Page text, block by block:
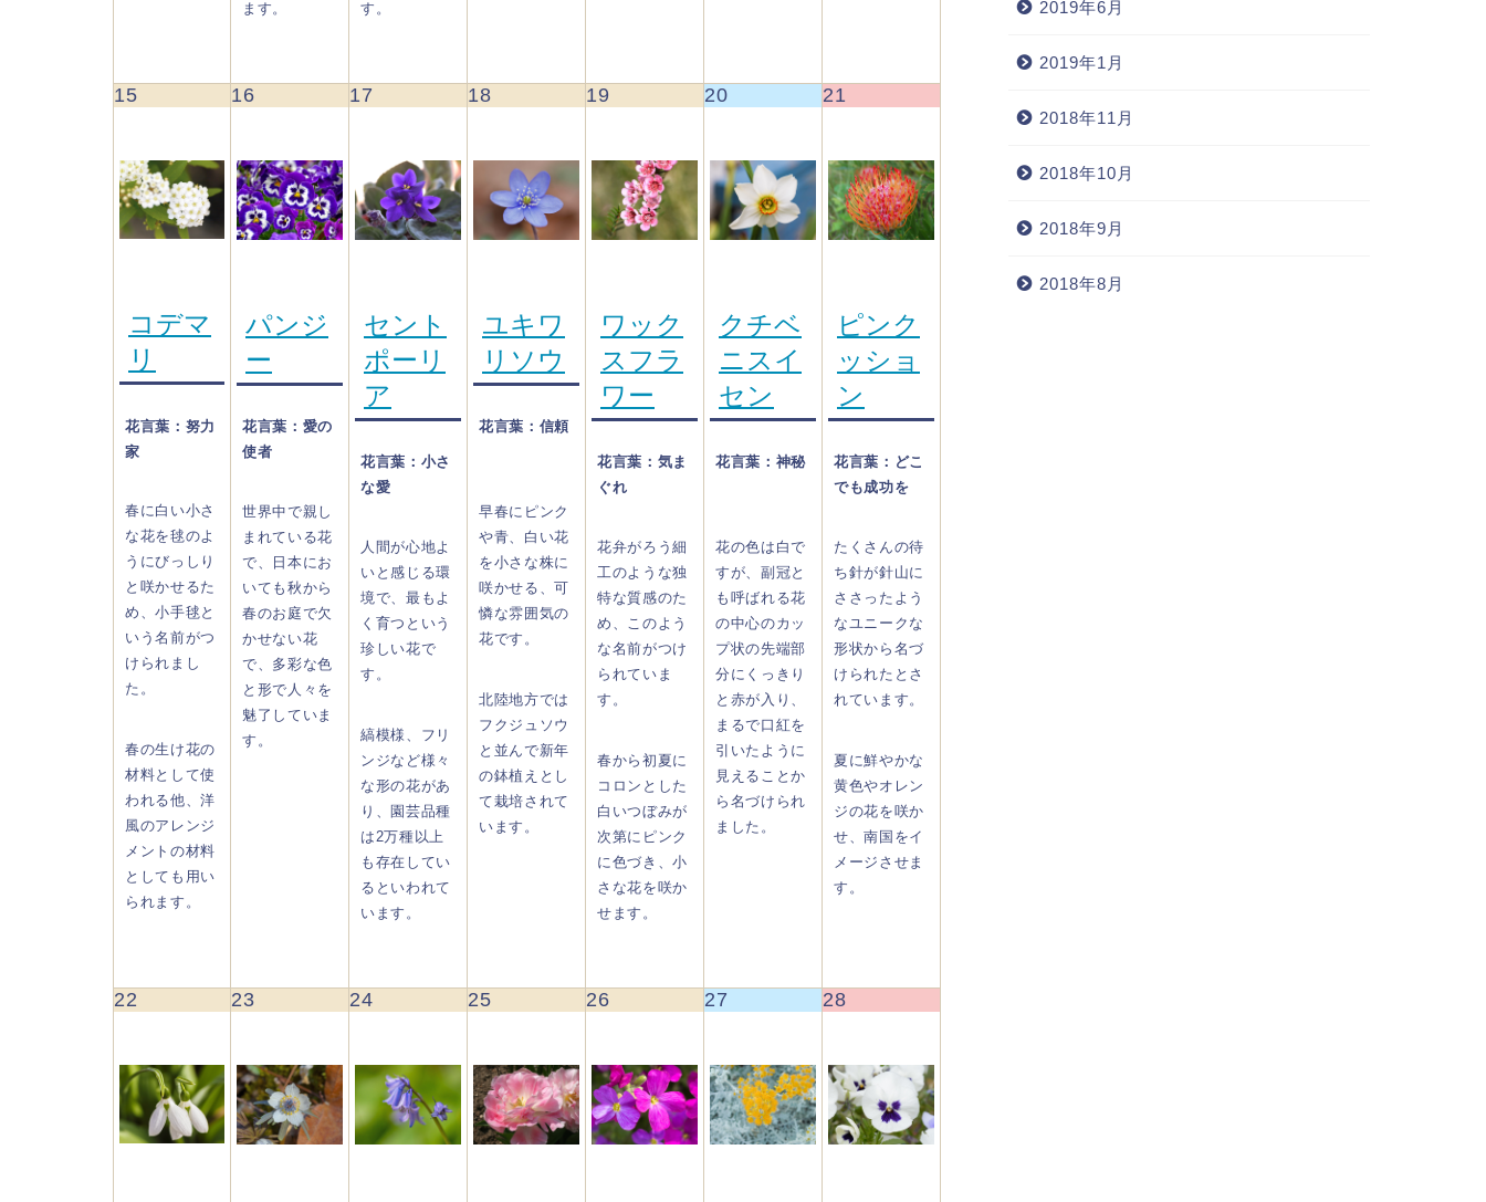
ます。
す。
15
コデマ
リ
花言葉：努力
家
春に白い小さ
な花を毬のよ
うにびっしり
と咲かせるた
め、小手毬と
いう名前がつ
けられまし
た。
春の生け花の
材料として使
われる他、洋
風のアレンジ
メントの材料
としても用い
られます。
16
パンジ
ー
花言葉：愛の
使者
世界中で親し
まれている花
で、日本にお
いても秋から
春のお庭で欠
かせない花
で、多彩な色
と形で人々を
魅了していま
す。
17
セント
ポーリ
ア
花言葉：小さ
な愛
人間が心地よ
いと感じる環
境で、最もよ
く育つという
珍しい花で
す。
縞模様、フリ
ンジなど様々
な形の花があ
り、園芸品種
は2万種以上
も存在してい
るといわれて
います。
18
ユキワ
リソウ
花言葉：信頼
早春にピンク
や青、白い花
を小さな株に
咲かせる、可
憐な雰囲気の
花です。
北陸地方では
フクジュソウ
と並んで新年
の鉢植えとし
て栽培されて
います。
19
ワック
スフラ
ワー
花言葉：気ま
ぐれ
花弁がろう細
工のような独
特な質感のた
め、このよう
な名前がつけ
られていま
す。
春から初夏に
コロンとした
白いつぼみが
次第にピンク
に色づき、小
さな花を咲か
せます。
20
クチベ
ニスイ
セン
花言葉：神秘
花の色は白で
すが、副冠と
も呼ばれる花
の中心のカッ
プ状の先端部
分にくっきり
と赤が入り、
まるで口紅を
引いたように
見えることか
ら名づけられ
ました。
21
ピンク
ッショ
ン
花言葉：どこ
でも成功を
たくさんの待
ち針が針山に
ささったよう
なユニークな
形状から名づ
けられたとさ
れています。
夏に鮮やかな
黄色やオレン
ジの花を咲か
せ、南国をイ
メージさせま
す。
22 23 24 25 26 27 28
2019年6月
2019年1月
2018年11月
2018年10月
2018年9月
2018年8月